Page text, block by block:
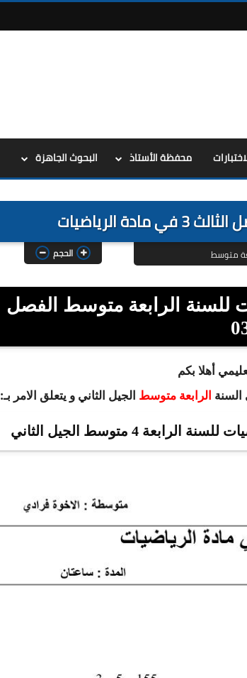
محفظة الأستاذ البحوث الجاهزة
متوسط الحجم
للسنة الرابعة متوسط الفصل
أهلا بكم
الرابعة متوسط الجيل الثاني و يتعلق الامر بـ: